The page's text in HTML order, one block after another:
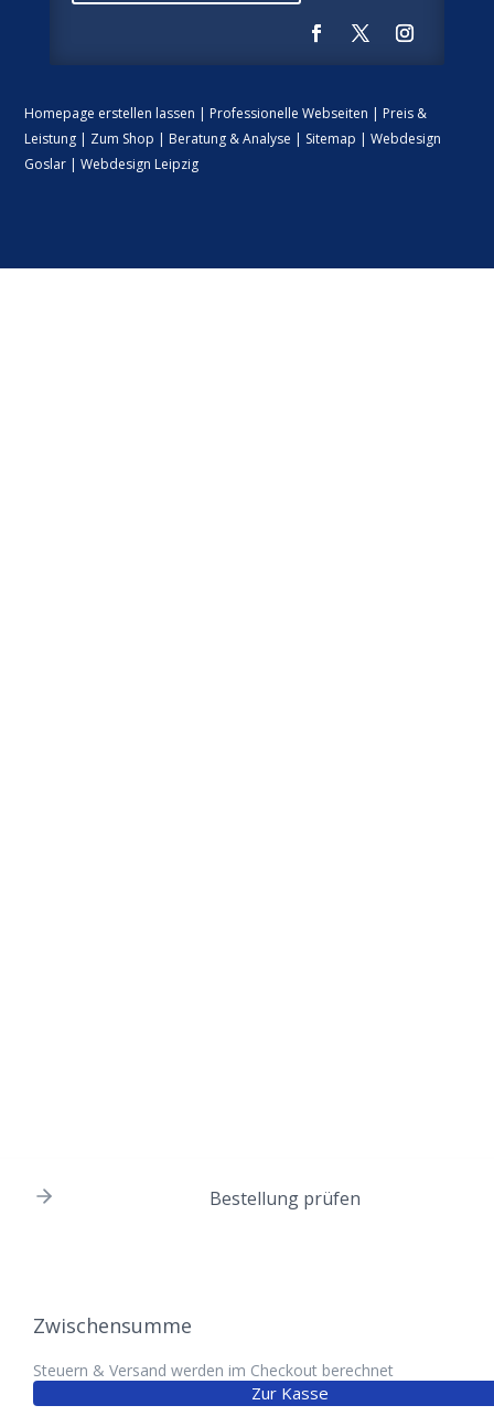
Homepage erstellen lassen | Professionelle Webseiten | Preis &
Leistung | Zum Shop | Beratung & Analyse | Sitemap | Webdesign
Goslar| Webdesign Leipzig
Bestellung prüfen
Zwischensumme
Steuern & Versand werden im Checkout berechnet
Zur Kasse